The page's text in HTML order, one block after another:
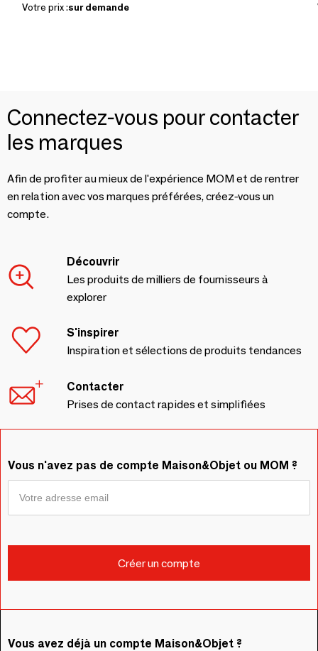
Votre prix :sur demande
Connectez-vous pour contacter
les marques
Afin de profiter au mieux de l'expérience MOM et de rentrer
en relation avec vos marques préférées, créez-vous un
compte.
Découvrir
Les produits de milliers de fournisseurs à
explorer
S'inspirer
Inspiration et sélections de produits tendances
Contacter
Prises de contact rapides et simplifiées
Vous n'avez pas de compte Maison&Objet ou MOM ?
Vous avez déjà un compte Maison&Objet ?